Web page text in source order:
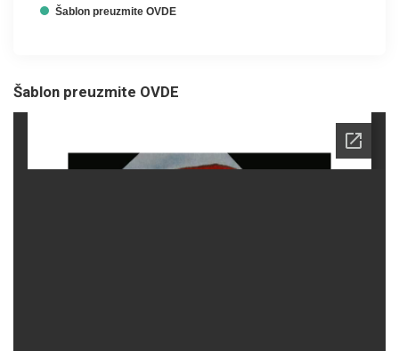
Šablon preuzmite OVDE
Šablon preuzmite OVDE